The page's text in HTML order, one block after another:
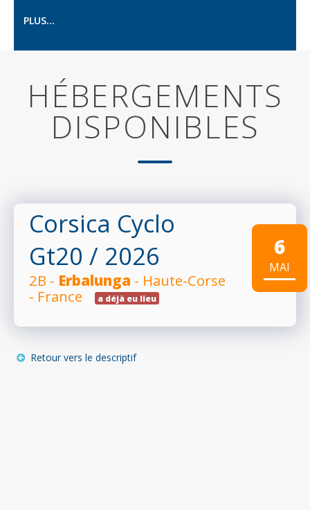
PLUS...
HÉBERGEMENTS
DISPONIBLES
Corsica Cyclo
Gt20 / 2026
2B - Erbalunga - Haute-Corse
- France
a déjà eu lieu
6
MAI
Retour vers le descriptif